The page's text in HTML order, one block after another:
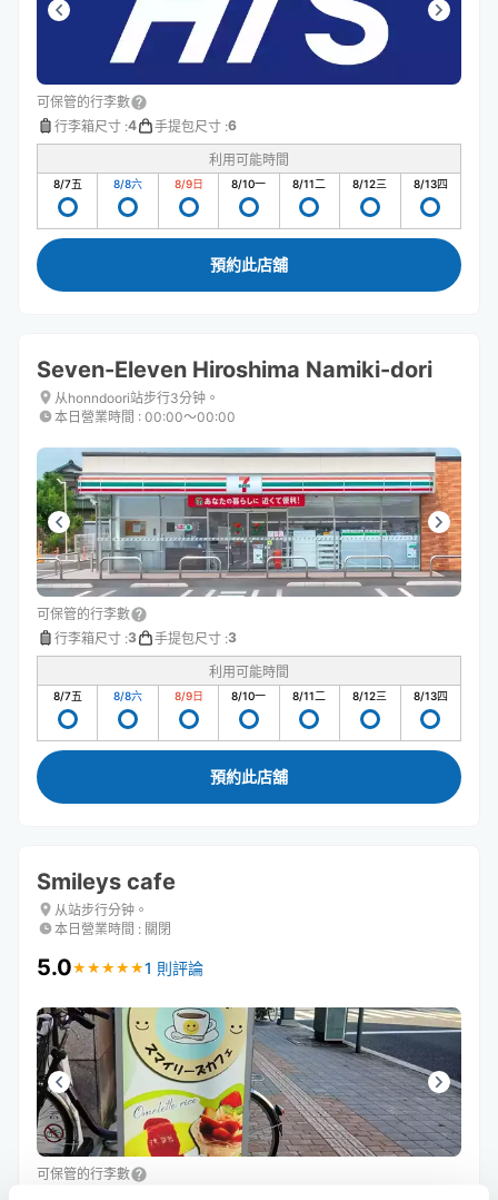
可保管的行李數
行李箱尺寸 :4 手提包尺寸 :6
利用可能時間
8/7五 8/8六 8/9日 8/10一 8/11二 8/12三 8/13四
預約此店舖
Seven-Eleven Hiroshima Namiki-dori
从honndoori站步行3分钟。
本日營業時間 : 00:00〜00:00
可保管的行李數
行李箱尺寸 :3 手提包尺寸 :3
利用可能時間
8/7五 8/8六 8/9日 8/10一 8/11二 8/12三 8/13四
預約此店舖
Smileys cafe
从站步行分钟。
本日營業時間 : 關閉
5.0★ ★ ★ ★ ★
★ ★ ★ ★ ★1 則評論
可保管的行李數